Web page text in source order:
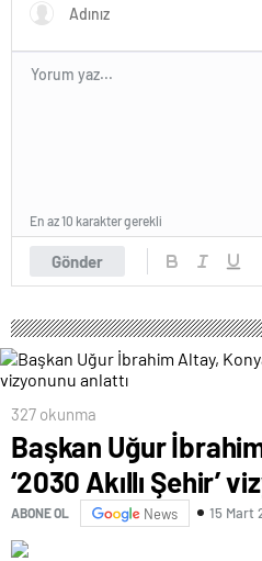
Gönder
En az 10 karakter gerekli
327 okunma
Başkan Uğur
‘2030 Akıllı Şehir’
ABONE OL News 15 Mart